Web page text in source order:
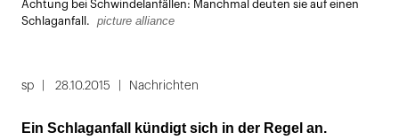
öffnen
Achtung bei Schwindelanfällen: Manchmal deuten sie auf einen
Schlaganfall.
picture alliance
sp 28.10.2015 Nachrichten
Ein Schlaganfall kündigt sich in der Regel an.